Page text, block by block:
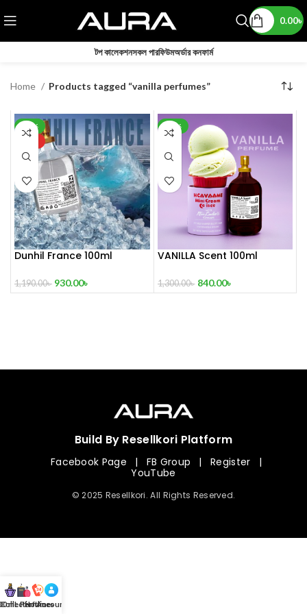
0.00৳
টপ কালেকশনসকল পারফিউমঅর্ডার কনফার্ম
Home Products tagged “vanilla perfumes”
-22%
Dunhil France 100ml
1,190.00৳ 930.00৳
-35%
VANILLA Scent 100ml
1,300.00৳ 840.00৳
Build By Resellkori Platform
Facebook Page | FB Group | Register
|
YouTube
© 2025 Resellkori. All Rights Reserved.
mL Perfumes
Hotline
Account